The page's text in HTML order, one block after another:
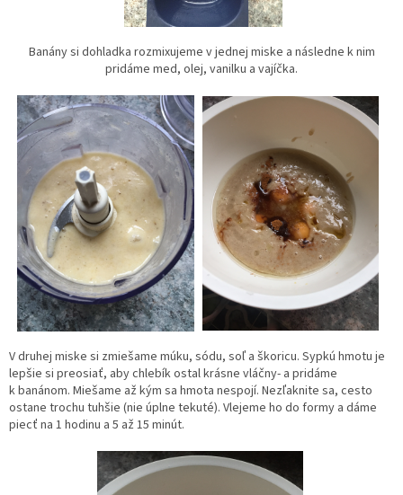
Banány si dohladka rozmixujeme v jednej miske a následne k nim
pridáme med, olej, vanilku a vajíčka.
V druhej miske si zmiešame múku, sódu, soľ a škoricu. Sypkú hmotu je
lepšie si preosiať, aby chlebík ostal krásne vláčny- a pridáme
k banánom. Miešame až kým sa hmota nespojí. Nezľaknite sa, cesto
ostane trochu tuhšie (nie úplne tekuté). Vlejeme ho do formy a dáme
piecť na 1 hodinu a 5 až 15 minút.